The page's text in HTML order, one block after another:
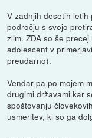
V zadnjih desetih
področju s svojo
zlim. ZDA so še
adolescent v
preudarno).
Vendar pa po mojem
drugimi državami kar
spoštovanju
usmeritev, ki so ga